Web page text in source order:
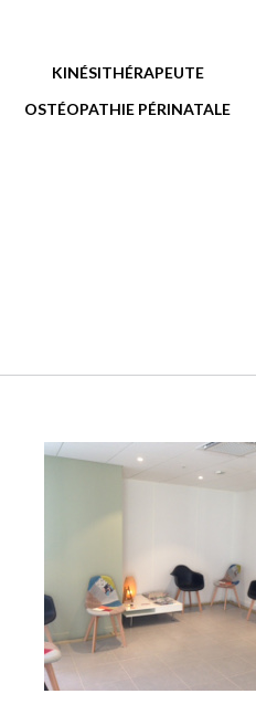
KINÉSITHÉRAPEUTE
OSTÉOPATHIE PÉRINATALE